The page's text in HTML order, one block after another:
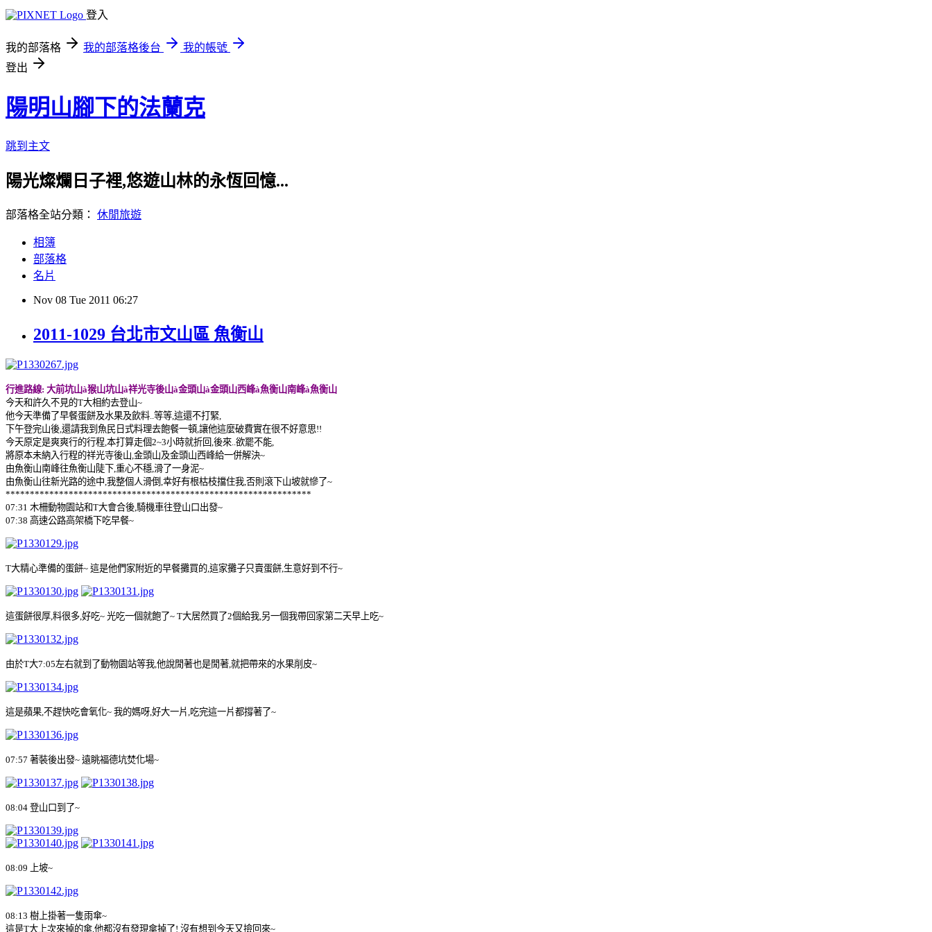
登入
我的部落格 我的部落格後台
我的帳號
登出
陽明山腳下的法蘭克
跳到主文
陽光燦爛日子裡,悠遊山林的永恆回憶...
部落格全站分類： 休閒旅遊
相簿
部落格
名片
Nov 08 Tue 2011 06:27
2011-1029 台北市文山區 魚衡山
行進路線: 大前坑山à猴山坑山à祥光寺後山à金頭山à金頭山西峰à魚衡山南峰à魚衡山
今天和許久不見的T大相約去登山~
他今天準備了早餐蛋餅及水果及飲料 等等 這還不打緊
下午登完山後 還請我到魚民日式料理去飽餐一頓 讓他這麼破費實在很不好意思!!
今天原定是爽爽行的行程 本打算走個2~3小時就折回 後來 欲罷不能
將原本未納入行程的祥光寺後山 金頭山及金頭山西峰給一併解決~
由魚衡山南峰往魚衡山陡下 重心不穩 滑了一身泥~
由魚衡山往新光路的途中 我整個人滑倒 幸好有根枯枝擋住我 否則滾下山坡就慘了~
***************************************************************
07:31 木柵動物園站和T大會合後 騎機車往登山口出發~
07:38 高速公路高架橋下吃早餐~
T大精心準備的蛋餅~ 這是他們家附近的早餐攤買的 這家攤子只賣蛋餅 生意好到不行~
這蛋餅很厚 料很多 好吃~ 光吃一個就飽了~ T大居然買了2個給我 另一個我帶回家第二天早上吃~
由於T大7:05左右就到了動物園站等我 他說閒著也是閒著 就把帶來的水果削皮~
這是蘋果 不趕快吃會氧化~ 我的媽呀 好大一片 吃完這一片都撐著了~
07:57 著裝後出發~ 遠眺福德坑焚化場~
08:04 登山口到了~
08:09 上坡~
08:13 樹上掛著一隻雨傘~
這是T大上次來掉的傘 他都沒有發現傘掉了! 沒有想到今天又撿回來~